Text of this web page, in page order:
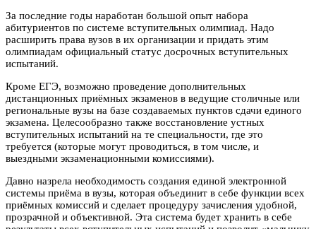
За последние годы наработан большой опыт набора
абитуриентов по системе вступительных олимпиад. Надо
расширить права вузов в их организации и придать этим
олимпиадам официальный статус досрочных вступительных
испытаний.
Кроме ЕГЭ, возможно проведение дополнительных
дистанционных приёмных экзаменов в ведущие столичные или
региональные вузы на базе создаваемых пунктов сдачи единого
экзамена. Целесообразно также восстановление устных
вступительных испытаний на те специальности, где это
требуется (которые могут проводиться, в том числе, и
выездными экзаменационными комиссиями).
Давно назрела необходимость создания единой электронной
системы приёма в вузы, которая объединит в себе функции всех
приёмных комиссий и сделает процедуру зачисления удобной,
прозрачной и объективной. Эта система будет хранить в себе